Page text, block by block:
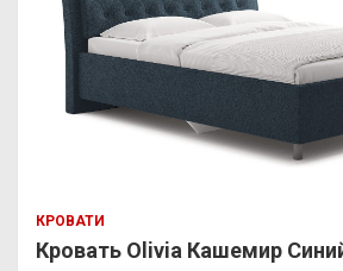
КРОВАТИ
Кровать Olivia Кашемир